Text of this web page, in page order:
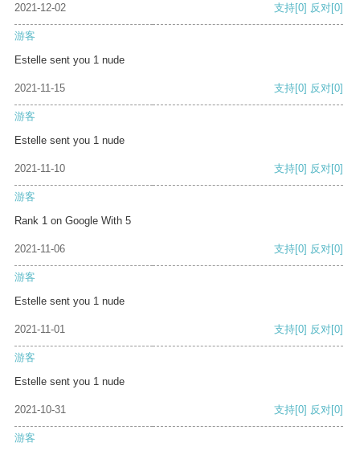
2021-12-02 支持[0] 反对[0]
游客
Estelle sent you 1 nude
2021-11-15 支持[0] 反对[0]
游客
Estelle sent you 1 nude
2021-11-10 支持[0] 反对[0]
游客
Rank 1 on Google With 5
2021-11-06 支持[0] 反对[0]
游客
Estelle sent you 1 nude
2021-11-01 支持[0] 反对[0]
游客
Estelle sent you 1 nude
2021-10-31 支持[0] 反对[0]
游客